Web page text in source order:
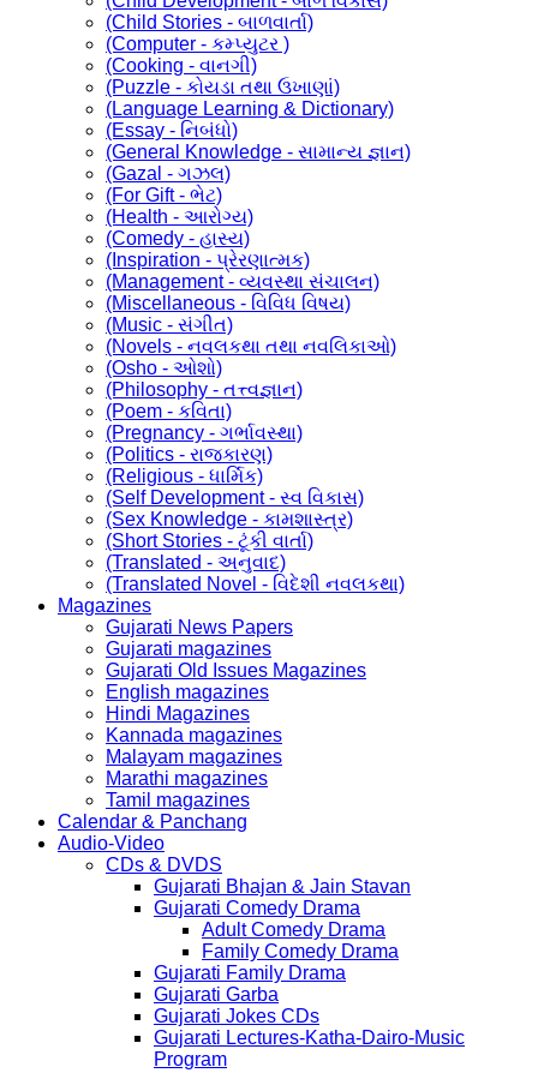
(Child Stories - બાળવાર્તા)
(Computer - કમ્પ્યુટર )
(Cooking - વાનગી)
(Puzzle - કોયડા તથા ઉખાણાં)
(Language Learning & Dictionary)
(Essay - નિબંધો)
(General Knowledge - સામાન્ય જ્ઞાન)
(Gazal - ગઝલ)
(For Gift - ભેટ)
(Health - આરોગ્ય)
(Comedy - હાસ્ય)
(Inspiration - પ્રેરણાત્મક)
(Management - વ્યવસ્થા સંચાલન)
(Miscellaneous - વિવિધ વિષય)
(Music - સંગીત)
(Novels - નવલકથા તથા નવલિકાઓ)
(Osho - ઓશો)
(Philosophy - તત્ત્વજ્ઞાન)
(Poem - કવિતા)
(Pregnancy - ગર્ભાવસ્થા)
(Politics - રાજકારણ)
(Religious - ધાર્મિક)
(Self Development - સ્વ વિકાસ)
(Sex Knowledge - કામશાસ્ત્ર)
(Short Stories - ટૂંકી વાર્તા)
(Translated - અનુવાદ)
(Translated Novel - વિદેશી નવલકથા)
Magazines
Gujarati News Papers
Gujarati magazines
Gujarati Old Issues Magazines
English magazines
Hindi Magazines
Kannada magazines
Malayam magazines
Marathi magazines
Tamil magazines
Calendar & Panchang
Audio-Video
CDs & DVDS
Gujarati Bhajan & Jain Stavan
Gujarati Comedy Drama
Adult Comedy Drama
Family Comedy Drama
Gujarati Family Drama
Gujarati Garba
Gujarati Jokes CDs
Gujarati Lectures-Katha-Dairo-Music
Program